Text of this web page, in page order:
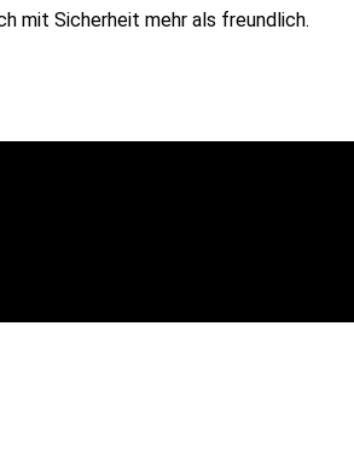
mit Sicherheit mehr als freundlich.